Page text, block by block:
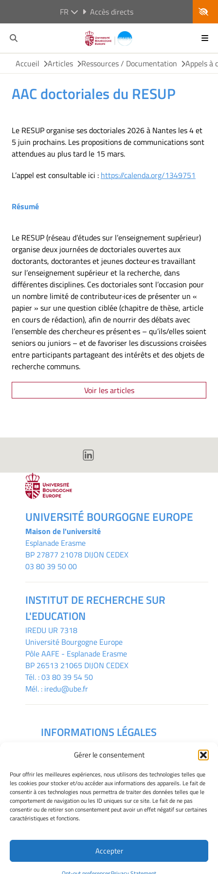
Gérer le consentement
Pour offrir les meilleures expériences, nous utilisons des technologies telles que
les cookies pour stocker et/ou accéder aux informations des appareils. Le fait de
consentir à ces technologies nous permettra de traiter des données telles que le
comportement de navigation ou les ID uniques sur ce site. Le fait de ne pas
consentir ou de retirer son consentement peut avoir un effet négatif sur certaines
caractéristiques et fonctions.
Accepter
FR Accès directs
Accueil Articles Ressources / Documentation Appels à
AAC doctoriales du RESUP
Le RESUP organise ses doctoriales 2026 à Nantes les 4 et
5 juin prochains. Les propositions de communications sont
attendues au plus tard le 15 mars.
L’appel est consultable ici : https://calenda.org/1349751
Résumé
Le RESUP (réseau d’études sur l’enseignement supérieur)
organise deux journées de doctoriales ouvertes aux
doctorants, doctorantes et jeunes docteur·es travaillant
sur l’enseignement supérieur et la recherche, dans
différentes disciplines. Ces doctoriales sont l’occasion pour
un nombre limité de contributeur·ices de présenter un «
papier » sur une question ciblée (chapitre de thèse, article
en cours de rédaction), afin de nourrir des débats avec
l’ensemble des chercheur·es présent·es – qu’ils/elles soient
seniors ou juniors – et de favoriser les discussions croisées
entre participants partageant des intérêts et des objets de
recherche communs.
Voir les articles
UNIVERSITÉ BOURGOGNE EUROPE
Maison de l'université
Esplanade Erasme
BP 27877 21078 DIJON CEDEX
03 80 39 50 00
INSTITUT DE RECHERCHE SUR
L'EDUCATION
IREDU UR 7318
Université Bourgogne Europe
Pôle AAFE - Esplanade Erasme
BP 26513 21065 DIJON CEDEX
Tél. :03 80 39 54 50
Mél. : iredu@ube.fr
INFORMATIONS LÉGALES
Gérer mes cookies
Déclaration de confidentialité
Politique des cookies
Avertissement
Télécharger le plan des campus
Site Officiel - IREDU @ 2026